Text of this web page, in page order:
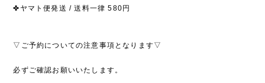
✤ヤマト便発送 / 送料一律 580円
▽ご予約についての注意事項となります▽
必ずご確認お願いいたします。